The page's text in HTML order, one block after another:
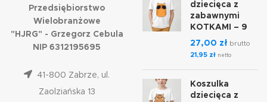
Przedsiębiorstwo
Wielobranżowe
"HJRG" - Grzegorz Cebula
NIP 6312195695
41-800 Zabrze, ul.
Zaolziańska 13
dziecięca z
zabawnymi
KOTKAMI – 9
27,00 zł brutto
21,95 zł netto
Koszulka
dziecięca z